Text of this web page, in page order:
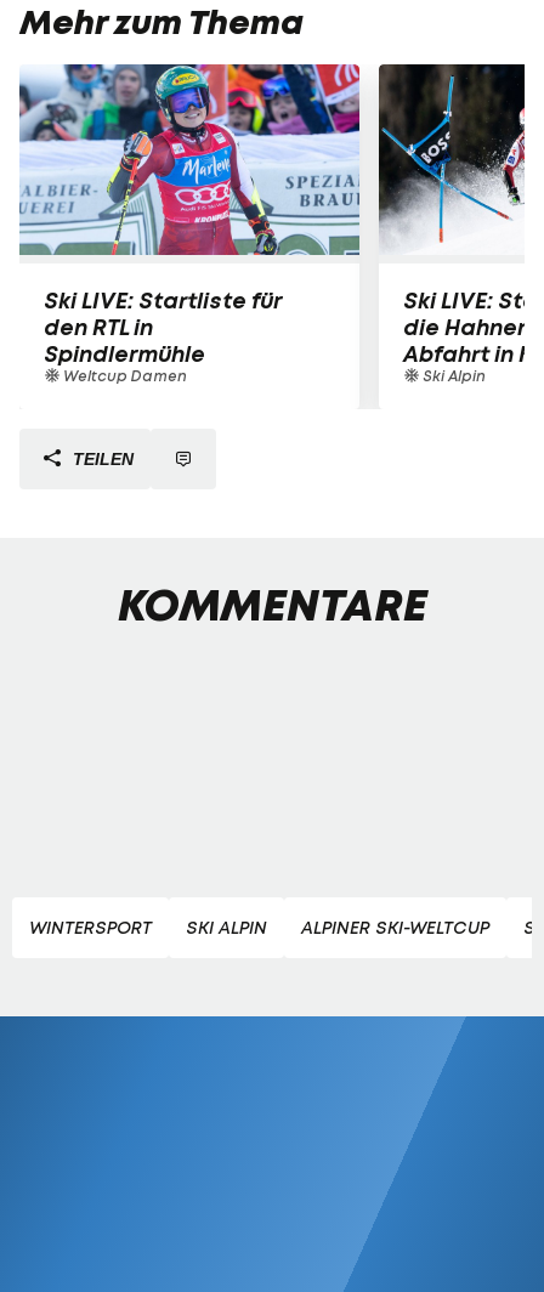
Mehr zum Thema
Ski LIVE: Startliste für
den RTL in
Spindlermühle
Weltcup Damen
Ski LIVE:
die
Abfahrt in
Ski Alpin
TEILEN
KOMMENTARE
WINTERSPORT SKI ALPIN ALPINER SKI-WELTCUP